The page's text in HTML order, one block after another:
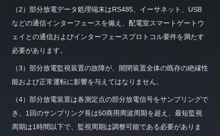
（2）部分放電データ処理端末はRS485、イーサネット、USB
などの通信インターフェースを備え、配電室スマートゲートウ
ェイとの通信およびインターフェースプロトコル要件を満たす
必要があります。
（3）部分放電監視装置の故障が、開閉装置全体の既存の絶縁性
能および正常運転に影響を与えてはなりません。
（4）部分放電装置は各測定点の部分放電信号をサンプリングで
き、1回のサンプリング長は50商用周波周期を超え、最短監視
周期は1時間以下で、監視周期は調整可能である必要がありま